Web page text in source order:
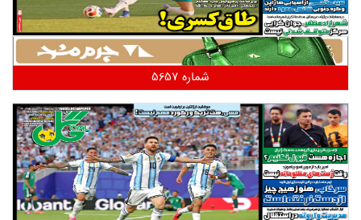
شماره 5657